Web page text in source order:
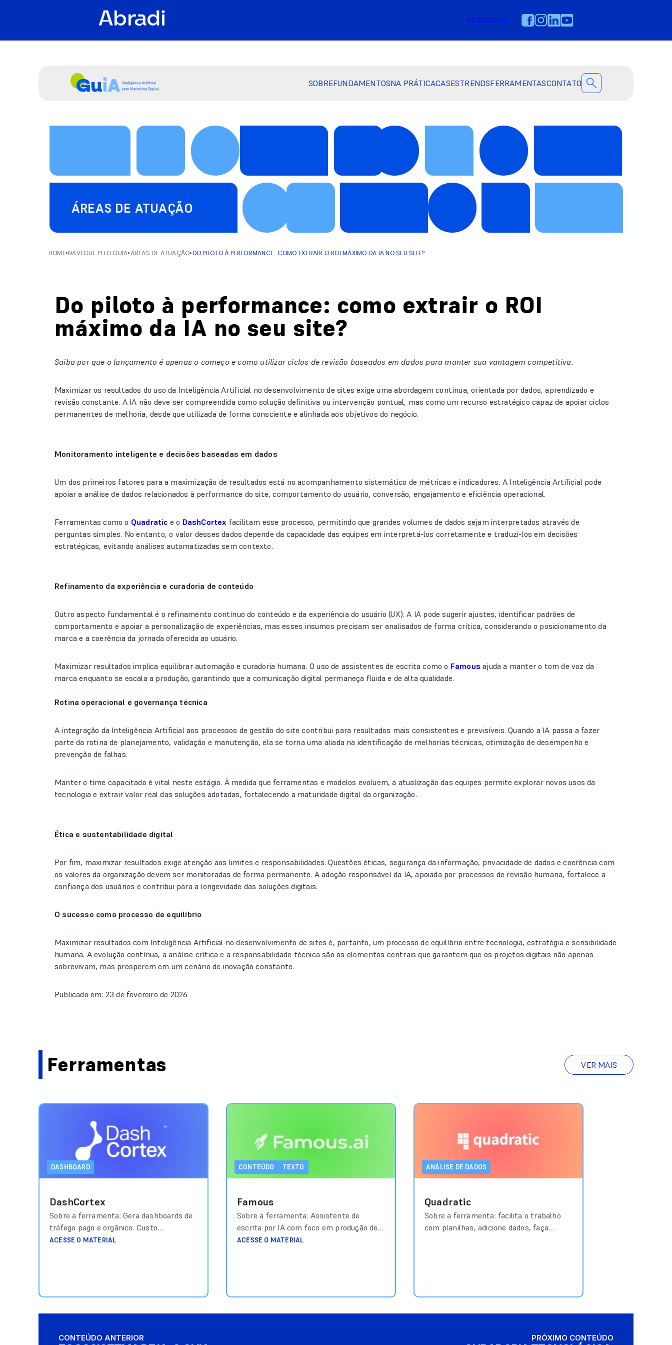
ASSOCIE-SE
SOBREFUNDAMENTOSNA PRÁTICACASESTRENDSFERRAMENTASCONTATO
ÁREAS DE ATUAÇÃO
HOME•NAVEGUE PELO GUIA•ÁREAS DE ATUAÇÃO•DO PILOTO À PERFORMANCE: COMO EXTRAIR O ROI MÁXIMO DA IA NO SEU SITE?
Do piloto à performance: como extrair o ROI
máximo da IA no seu site?
Saiba por que o lançamento é apenas o começo e como utilizar ciclos de revisão baseados em dados para manter sua vantagem competitiva.
Maximizar os resultados do uso da Inteligência Artificial no desenvolvimento de sites exige uma abordagem contínua, orientada por dados, aprendizado e
revisão constante. A IA não deve ser compreendida como solução definitiva ou intervenção pontual, mas como um recurso estratégico capaz de apoiar ciclos
permanentes de melhoria, desde que utilizada de forma consciente e alinhada aos objetivos do negócio.
Monitoramento inteligente e decisões baseadas em dados
Um dos primeiros fatores para a maximização de resultados está no acompanhamento sistemático de métricas e indicadores. A Inteligência Artificial pode
apoiar a análise de dados relacionados à performance do site, comportamento do usuário, conversão, engajamento e eficiência operacional.
Ferramentas como o Quadratic e o DashCortex facilitam esse processo, permitindo que grandes volumes de dados sejam interpretados através de
perguntas simples. No entanto, o valor desses dados depende da capacidade das equipes em interpretá-los corretamente e traduzi-los em decisões
estratégicas, evitando análises automatizadas sem contexto.
Refinamento da experiência e curadoria de conteúdo
Outro aspecto fundamental é o refinamento contínuo do conteúdo e da experiência do usuário (UX). A IA pode sugerir ajustes, identificar padrões de
comportamento e apoiar a personalização de experiências, mas esses insumos precisam ser analisados de forma crítica, considerando o posicionamento da
marca e a coerência da jornada oferecida ao usuário.
Maximizar resultados implica equilibrar automação e curadoria humana. O uso de assistentes de escrita como o Famous ajuda a manter o tom de voz da
marca enquanto se escala a produção, garantindo que a comunicação digital permaneça fluida e de alta qualidade.
Rotina operacional e governança técnica
A integração da Inteligência Artificial aos processos de gestão do site contribui para resultados mais consistentes e previsíveis. Quando a IA passa a fazer
parte da rotina de planejamento, validação e manutenção, ela se torna uma aliada na identificação de melhorias técnicas, otimização de desempenho e
prevenção de falhas.
Manter o time capacitado é vital neste estágio. À medida que ferramentas e modelos evoluem, a atualização das equipes permite explorar novos usos da
tecnologia e extrair valor real das soluções adotadas, fortalecendo a maturidade digital da organização.
Ética e sustentabilidade digital
Por fim, maximizar resultados exige atenção aos limites e responsabilidades. Questões éticas, segurança da informação, privacidade de dados e coerência com
os valores da organização devem ser monitoradas de forma permanente. A adoção responsável da IA, apoiada por processos de revisão humana, fortalece a
confiança dos usuários e contribui para a longevidade das soluções digitais.
O sucesso como processo de equilíbrio
Maximizar resultados com Inteligência Artificial no desenvolvimento de sites é, portanto, um processo de equilíbrio entre tecnologia, estratégia e sensibilidade
humana. A evolução contínua, a análise crítica e a responsabilidade técnica são os elementos centrais que garantem que os projetos digitais não apenas
sobrevivam, mas prosperem em um cenário de inovação constante.
Publicado em: 23 de fevereiro de 2026
Ferramentas VER MAIS
DASHBOARD
DashCortex
Sobre a ferramenta: Gera dashboards de
tráfego pago e orgânico. Custo
aproximado: A partir de R$ 194 Link de
ACESSE O MATERIAL
CONTEÚDO TEXTO
Famous
Sobre a ferramenta: Assistente de
escrita por IA com foco em produção de
conteúdo e prompts. Custo aproximado:
ACESSE O MATERIAL
ANÁLISE DE DADOS
Quadratic
Sobre a ferramenta: facilita o trabalho
com planilhas, adicione dados, faça
CONTEÚDO ANTERIOR PRÓXIMO CONTEÚDO